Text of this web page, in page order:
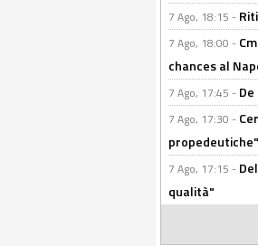
7 Ago, 18:15 -
7 Ago, 18:00 -
chances al
7 Ago, 17:45 -
7 Ago, 17:30 -
propedeutiche"
7 Ago, 17:15 -
qualità"